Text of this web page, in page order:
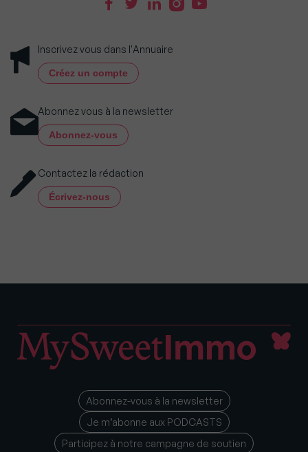
Inscrivez vous dans l'Annuaire
Créez un compte
Abonnez vous à la newsletter
Abonnez-vous
Contactez la rédaction
Écrivez-nous
Abonnez-vous à la newsletter
Je m’abonne aux PODCASTS
Participez à notre campagne de soutien